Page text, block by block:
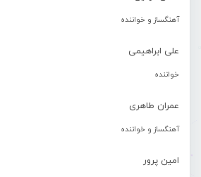
آهنگساز و خواننده
علی ابراهیمی
خواننده
عمران طاهری
آهنگساز و خواننده
امین پرور